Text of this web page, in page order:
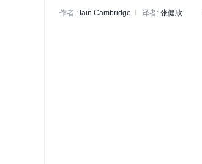
作者 : Iain Cambridge 译者: 张健欣